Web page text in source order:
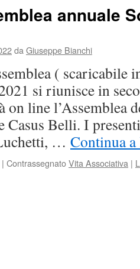
annuale
da Giuseppe Bianchi
( scaricabile
si riunisce in
on line l’Assemblea
Casus Belli. I
… Continua a
| ContrassegnatoVita Associativa |